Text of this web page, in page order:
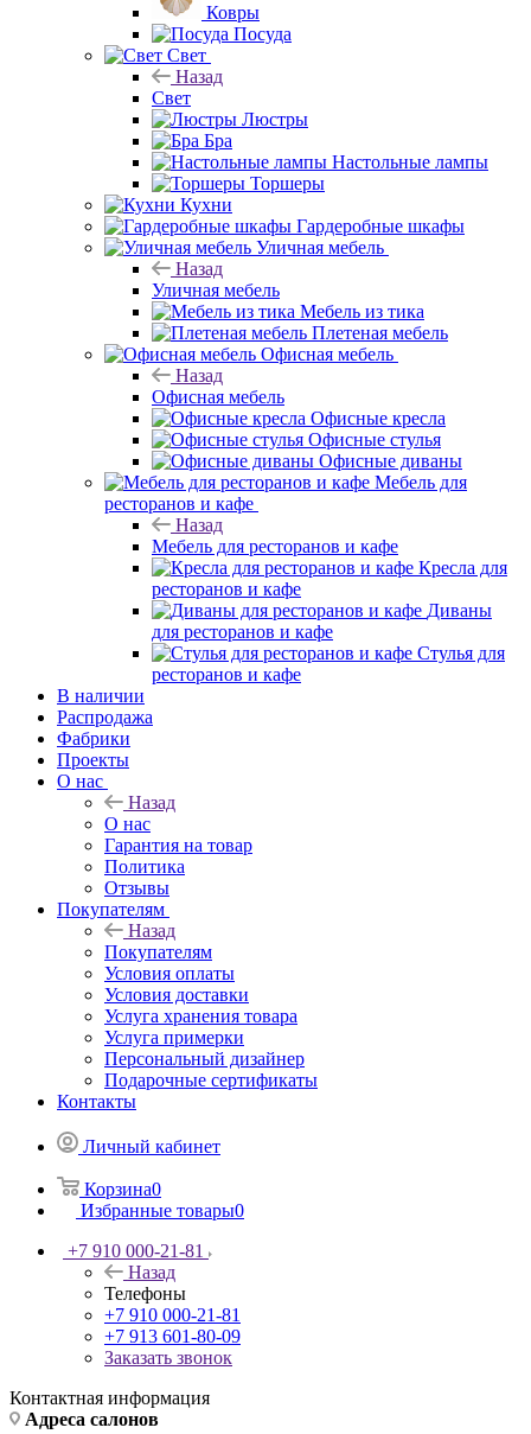
Ковры
Посуда
Свет
Назад
Свет
Люстры
Бра
Настольные лампы
Торшеры
Кухни
Гардеробные шкафы
Уличная мебель
Назад
Уличная мебель
Мебель из тика
Плетеная мебель
Офисная мебель
Назад
Офисная мебель
Офисные кресла
Офисные стулья
Офисные диваны
Мебель для
ресторанов и кафе
Назад
Мебель для ресторанов и кафе
Кресла для
ресторанов и кафе
Диваны
для ресторанов и кафе
Стулья для
ресторанов и кафе
В наличии
Распродажа
Фабрики
Проекты
О нас
Назад
О нас
Гарантия на товар
Политика
Отзывы
Покупателям
Назад
Покупателям
Условия оплаты
Условия доставки
Услуга хранения товара
Услуга примерки
Персональный дизайнер
Подарочные сертификаты
Контакты
Личный кабинет
Корзина0
Избранные товары0
+7 910 000-21-81
Назад
Телефоны
+7 910 000-21-81
+7 913 601-80-09
Заказать звонок
Контактная информация
Адреса салонов